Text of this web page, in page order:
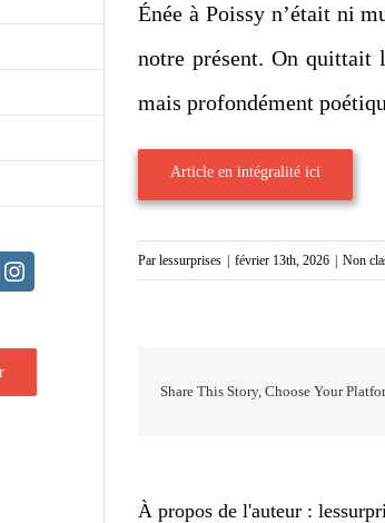
Instagram
Énée à Poissy n’était ni
notre présent. On quittait
mais profondément
Article en intégralité ici
Par lessurprises février 13th, 2026 Non
Share This Story, Choose Your
À propos de l'auteur :